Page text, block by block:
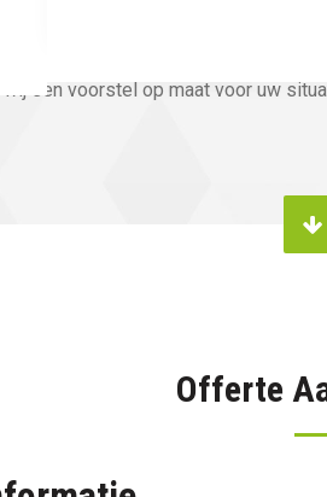
wij een voorstel op maat voor uw
Offerte